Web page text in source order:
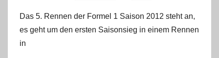
Das 5. Rennen der Formel 1 Saison 2012 steht an,
es geht um den ersten Saisonsieg in einem Rennen
in